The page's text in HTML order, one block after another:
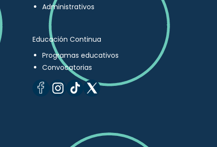
Administrativos
Educación Continua
Programas educativos
Convocatorias